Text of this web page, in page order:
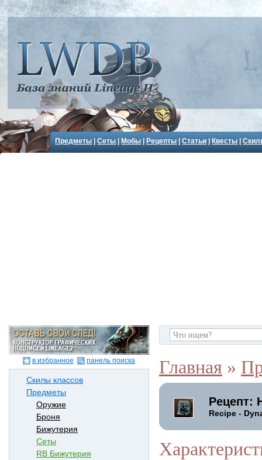
Предметы |Сеты Мобы Рецепты |Статьи Квесты |
в избранное панель поиска
Скилы классов
Предметы
Оружие
Броня
Бижутерия
Сеты
RB Бижутерия
Главная »
Рецепт:
Recipe -